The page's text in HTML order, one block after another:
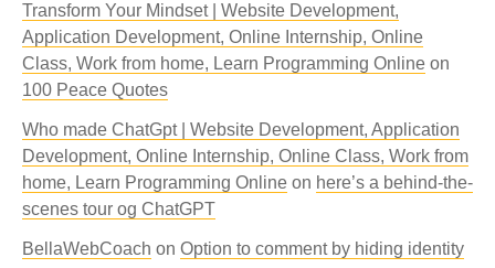
Transform Your Mindset | Website Development,
Application Development, Online Internship, Online
Class, Work from home, Learn Programming Online on
100 Peace Quotes
Who made ChatGpt | Website Development, Application
Development, Online Internship, Online Class, Work from
home, Learn Programming Online on here’s a behind-the-
scenes tour og ChatGPT
BellaWebCoach on Option to comment by hiding identity